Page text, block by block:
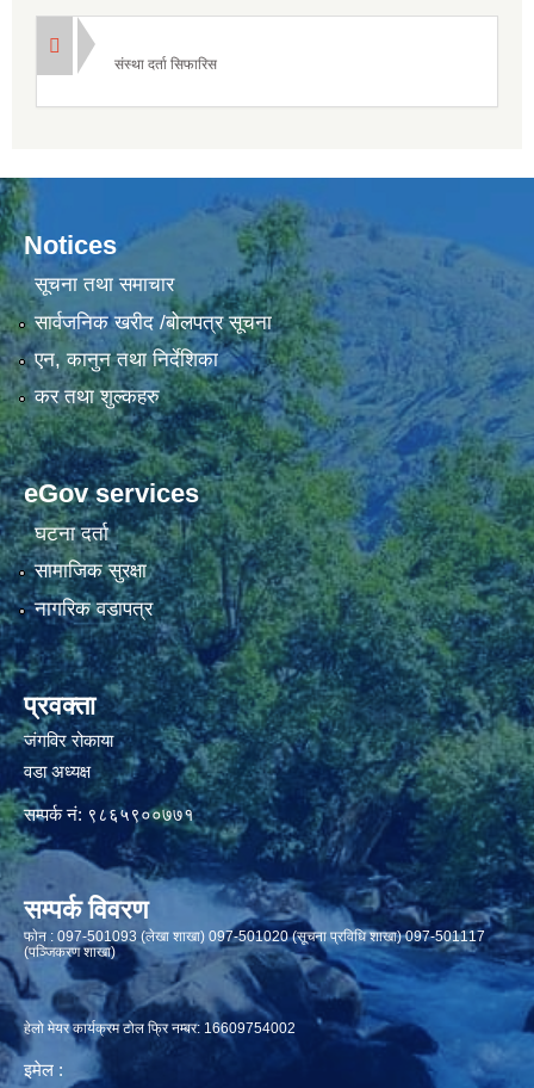
संस्था दर्ता सिफारिस
Notices
सूचना तथा समाचार
सार्वजनिक खरीद /बोलपत्र सूचना
एन, कानुन तथा निर्देशिका
कर तथा शुल्कहरु
eGov services
घटना दर्ता
सामाजिक सुरक्षा
नागरिक वडापत्र
प्रवक्ता
जंगविर रोकाया
वडा अध्यक्ष
सम्पर्क नं: ९८६५९००७७१
सम्पर्क विवरण
फाेन : 097-501093 (लेखा शाखा) 097-501020 (सूचना प्रविधि शाखा) 097-501117
(पञ्जिकरण शाखा)
हेलो मेयर कार्यक्रम टोल फ्रि नम्बर: 16609754002
इमेल :